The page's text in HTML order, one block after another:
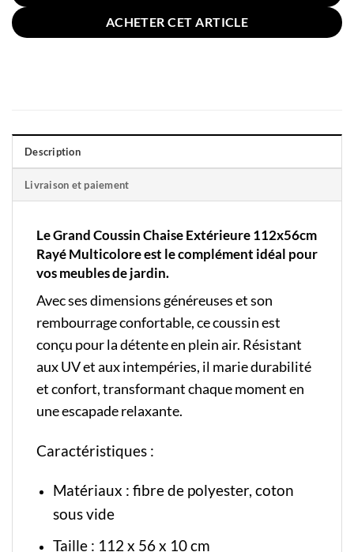
ACHETER CET ARTICLE
Description
Livraison et paiement
Le Grand Coussin Chaise Extérieure 112x56cm
Rayé Multicolore est le complément idéal pour
vos meubles de jardin.
Avec ses dimensions généreuses et son
rembourrage confortable, ce coussin est
conçu pour la détente en plein air. Résistant
aux UV et aux intempéries, il marie durabilité
et confort, transformant chaque moment en
une escapade relaxante.
Caractéristiques :
Matériaux : fibre de polyester, coton
sous vide
Taille : 112 x 56 x 10 cm